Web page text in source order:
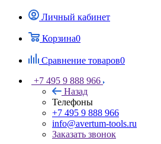
Личный кабинет
Корзина0
Сравнение товаров0
+7 495 9 888 966
Назад
Телефоны
+7 495 9 888 966
info@avertum-tools.ru
Заказать звонок